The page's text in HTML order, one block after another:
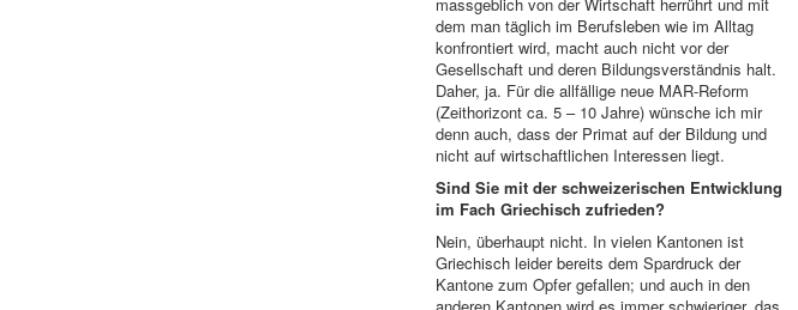
dem man täglich im Berufsleben wie im Alltag
konfrontiert wird, macht auch nicht vor der
Gesellschaft und deren Bildungsverständnis halt.
Daher, ja. Für die allfällige neue MAR-Reform
(Zeithorizont ca. 5 – 10 Jahre) wünsche ich mir
denn auch, dass der Primat auf der Bildung und
nicht auf wirtschaftlichen Interessen liegt.
Sind Sie mit der schweizerischen Entwicklung
im Fach Griechisch zufrieden?
Nein, überhaupt nicht. In vielen Kantonen ist
Griechisch leider bereits dem Spardruck der
Kantone zum Opfer gefallen; und auch in den